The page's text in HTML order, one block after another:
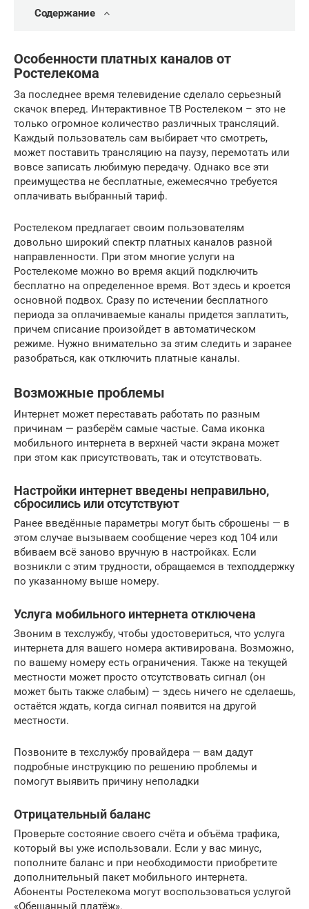
Содержание
Особенности платных каналов от
Ростелекома
За последнее время телевидение сделало серьезный
скачок вперед. Интерактивное ТВ Ростелеком – это не
только огромное количество различных трансляций.
Каждый пользователь сам выбирает что смотреть,
может поставить трансляцию на паузу, перемотать или
вовсе записать любимую передачу. Однако все эти
преимущества не бесплатные, ежемесячно требуется
оплачивать выбранный тариф.
Ростелеком предлагает своим пользователям
довольно широкий спектр платных каналов разной
направленности. При этом многие услуги на
Ростелекоме можно во время акций подключить
бесплатно на определенное время. Вот здесь и кроется
основной подвох. Сразу по истечении бесплатного
периода за оплачиваемые каналы придется заплатить,
причем списание произойдет в автоматическом
режиме. Нужно внимательно за этим следить и заранее
разобраться, как отключить платные каналы.
Возможные проблемы
Интернет может переставать работать по разным
причинам — разберём самые частые. Сама иконка
мобильного интернета в верхней части экрана может
при этом как присутствовать, так и отсутствовать.
Настройки интернет введены неправильно,
сбросились или отсутствуют
Ранее введённые параметры могут быть сброшены — в
этом случае вызываем сообщение через код 104 или
вбиваем всё заново вручную в настройках. Если
возникли с этим трудности, обращаемся в техподдержку
по указанному выше номеру.
Услуга мобильного интернета отключена
Звоним в техслужбу, чтобы удостовериться, что услуга
интернета для вашего номера активирована. Возможно,
по вашему номеру есть ограничения. Также на текущей
местности может просто отсутствовать сигнал (он
может быть также слабым) — здесь ничего не сделаешь,
остаётся ждать, когда сигнал появится на другой
местности.
Позвоните в техслужбу провайдера — вам дадут
подробные инструкцию по решению проблемы и
помогут выявить причину неполадки
Отрицательный баланс
Проверьте состояние своего счёта и объёма трафика,
который вы уже использовали. Если у вас минус,
пополните баланс и при необходимости приобретите
дополнительный пакет мобильного интернета.
Абоненты Ростелекома могут воспользоваться услугой
«Обещанный платёж».